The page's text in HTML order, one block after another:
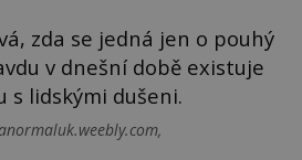
zda se jedná jen o pouhý
v dnešní době existuje
s lidskými dušeni.